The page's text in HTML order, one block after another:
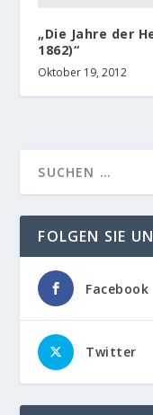
„Die Jahre der
1862)“
Oktober 19, 2012
FOLGEN SIE
Facebook
Twitter